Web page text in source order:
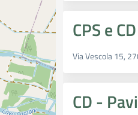
CPS e
Via Vescola 15,
CD -